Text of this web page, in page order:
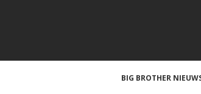
BIG BROTHER